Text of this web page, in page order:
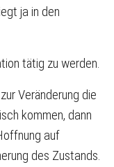
ja in den
tätig zu werden.
Veränderung die
kommen, dann
auf
des Zustands.